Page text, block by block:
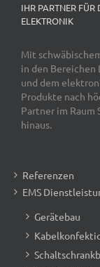
IHR PARTNER
ELEKTRONIK
Mit
in den
und dem
Produkte nach
Partner im Raum
hinaus.
Referenzen
EMS
Gerätebau